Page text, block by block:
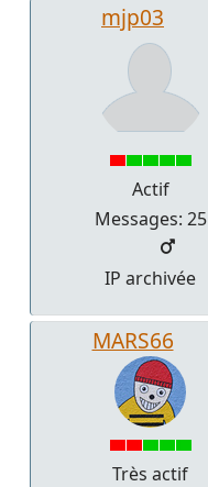
mjp03
Actif
Messages: 25
IP archivée
MARS66
Très actif